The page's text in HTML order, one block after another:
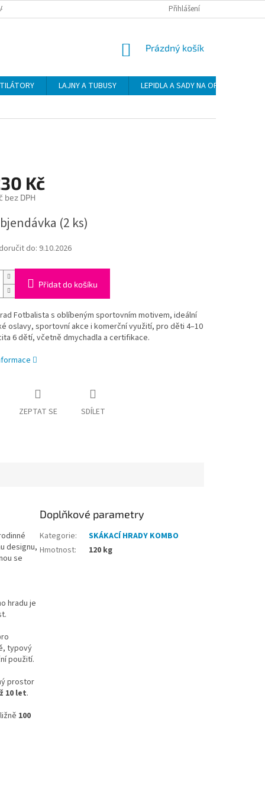
ZÁSADY VRÁCENÍ ZBOŽÍ
Přihlášení
NÁKUPNÍ
Prázdný košík
LAJNY A TUBUSY LEPIDLA A SADY NA OPRAVU
Kč
bez DPH
(2 ks)
do: 9.10.2026
Přidat do košíku
Fotbalista s oblíbeným sportovním motivem, ideální
oslavy, sportovní akce i komerční využití, pro děti 4–10
6 dětí, včetně dmychadla a certifikace.
ZEPTAT SE SDÍLET
designu,
se
hradu je
typový
použití.
prostor
10 let.
100
Doplňkové parametry
Kategorie:
SKÁKACÍ HRADY KOMBO
Hmotnost: 120 kg